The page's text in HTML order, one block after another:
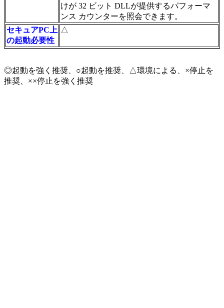
けが 32 ビット DLLが提供するパフォーマ
ンス カウンターを照会できます。
セキュアPC上
の起動必要性
△
◎起動を強く推奨、○起動を推奨、△環境による、×停止を
推奨、××停止を強く推奨